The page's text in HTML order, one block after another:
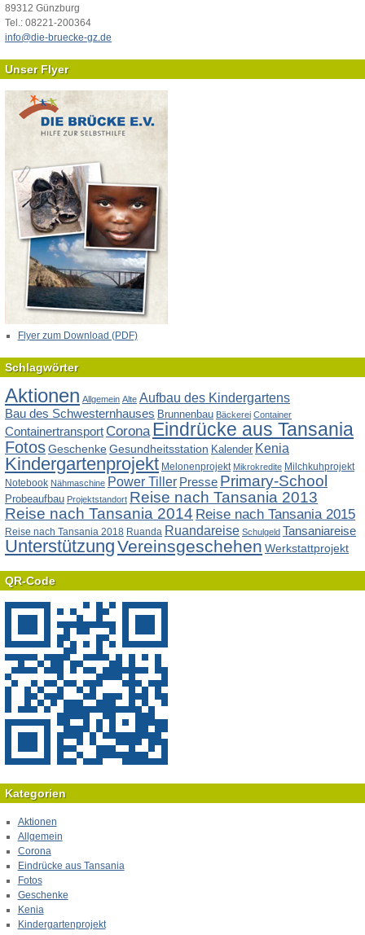
89312 Günzburg
Tel.: 08221-200364
info@die-bruecke-gz.de
Unser Flyer
Flyer zum Download (PDF)
Schlagwörter
Aktionen Allgemein Alte Aufbau des Kindergartens
Bau des Schwesternhauses Brunnenbau Bäckerei Container
Containertransport Corona Eindrücke aus Tansania
FotosGeschenkeGesundheitsstation Kalender Kenia
Kindergartenprojekt Melonenprojekt Mikrokredite Milchkuhprojekt
Notebook Nähmaschine Power Tiller Presse Primary-School
Probeaufbau Projektstandort Reise nach Tansania 2013
Reise nach Tansania 2014 Reise nach Tansania 2015
Reise nach Tansania 2018 Ruanda Ruandareise Schulgeld Tansaniareise
UnterstützungVereinsgeschehen Werkstattprojekt
QR-Code
Kategorien
Aktionen
Allgemein
Corona
Eindrücke aus Tansania
Fotos
Geschenke
Kenia
Kindergartenprojekt